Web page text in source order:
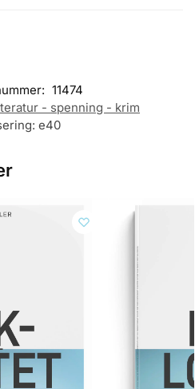
11474
- spenning - krim
e40